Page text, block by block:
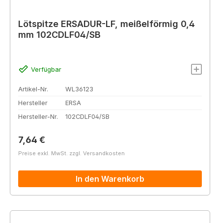
Lötspitze ERSADUR-LF, meißelförmig 0,4
mm 102CDLF04/SB
Verfügbar
Artikel-Nr.
WL36123
Hersteller
ERSA
Hersteller-Nr.
102CDLF04/SB
Regulärer Preis:
7,64 €
Preise exkl. MwSt. zzgl. Versandkosten
In den Warenkorb